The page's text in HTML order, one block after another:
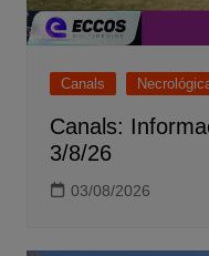
Canals
Canals:
3/8/26
03/08/2026